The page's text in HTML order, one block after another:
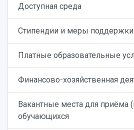
Доступная среда
Стипендии и меры
Платные образовательные
Финансово-хозяйственная
Вакантные места для приёма
обучающихся